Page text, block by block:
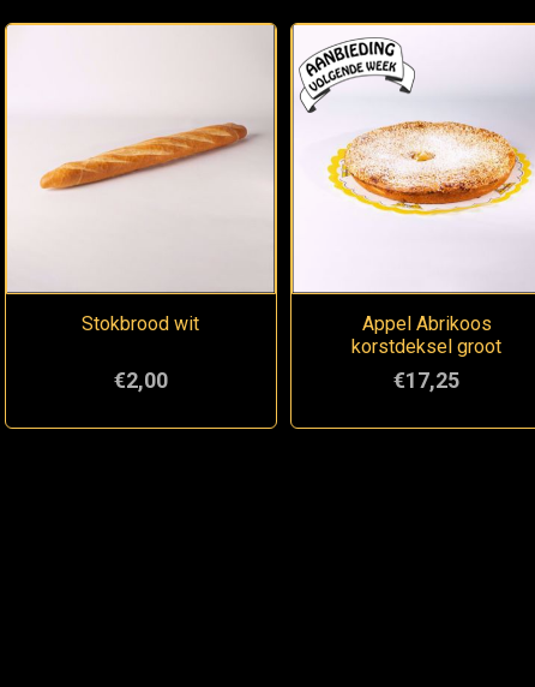
Stokbrood wit
€2,00
Appel Abrikoos
korstdeksel groot
€17,25